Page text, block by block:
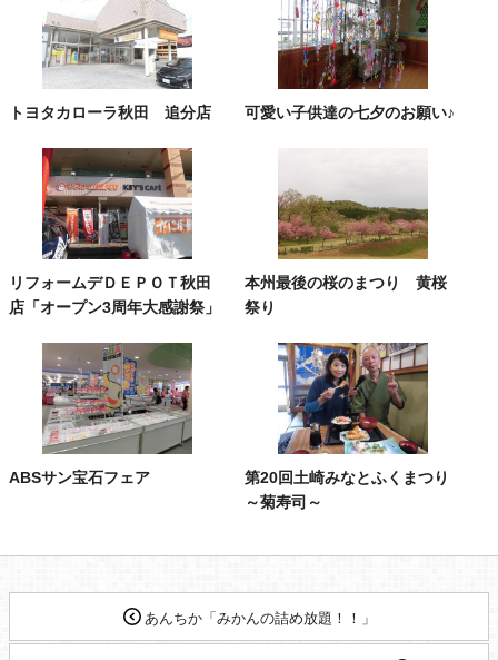
トヨタカローラ秋田 追分店 可愛い子供達の七夕のお願い♪
リフォームデＤＥＰＯＴ秋田
店「オープン3周年大感謝祭」
本州最後の桜のまつり 黄桜
祭り
ABSサン宝石フェア
第20回土崎みなとふくまつり
～菊寿司～
あんちか「みかんの詰め放題！！」